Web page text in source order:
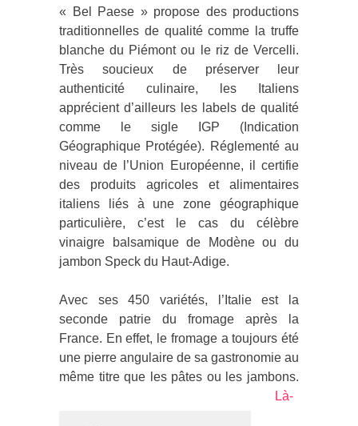
« Bel Paese » propose des productions
traditionnelles de qualité comme la truffe
blanche du Piémont ou le riz de Vercelli.
Très soucieux de préserver leur
authenticité culinaire, les Italiens
apprécient d’ailleurs les labels de qualité
comme le sigle IGP (Indication
Géographique Protégée). Réglementé au
niveau de l’Union Européenne, il certifie
des produits agricoles et alimentaires
italiens liés à une zone géographique
particulière, c’est le cas du célèbre
vinaigre balsamique de Modène ou du
jambon Speck du Haut-Adige.
Avec ses 450 variétés, l’Italie est la
seconde patrie du fromage après la
France. En effet, le fromage a toujours été
une pierre angulaire de sa gastronomie au
même titre que les pâtes ou les jambons.
Là-